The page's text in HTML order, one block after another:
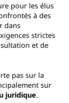
pour les élus
à des
dans
strictes
et de
pas sur la
sur
juridique.